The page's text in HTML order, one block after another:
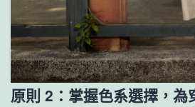
原則 2：掌握色系選擇，為